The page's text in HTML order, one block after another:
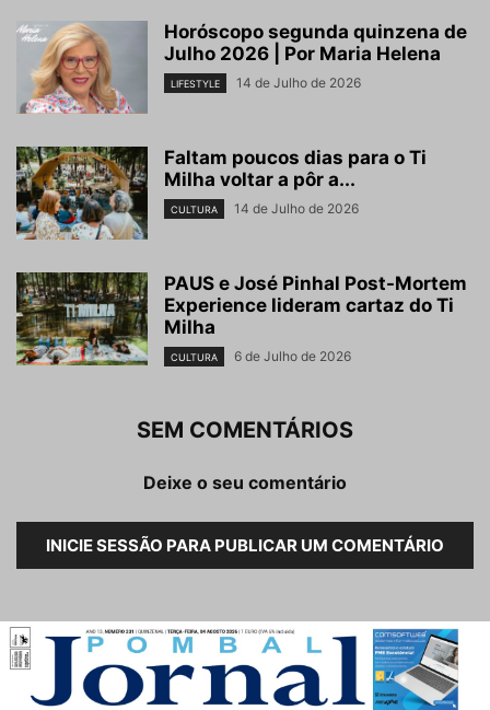
Horóscopo segunda quinzena de
Julho 2026 | Por Maria Helena
LIFESTYLE 14 de Julho de 2026
Faltam poucos dias para o Ti
Milha voltar a pôr a...
CULTURA 14 de Julho de 2026
PAUS e José Pinhal Post-Mortem
Experience lideram cartaz do Ti
Milha
CULTURA 6 de Julho de 2026
SEM COMENTÁRIOS
Deixe o seu comentário
INICIE SESSÃO PARA PUBLICAR UM COMENTÁRIO